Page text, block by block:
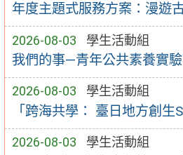
年度主題式服務方案：漫遊
2026-08-03 學生活動組
我們的事—青年公共素養實
2026-08-03 學生活動組
「跨海共學： 臺日地方創生
2026-08-03 學生活動組